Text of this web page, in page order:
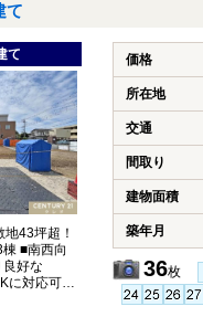
て
て
43坪超！
■南西向
好な
に対応可能
価格
所在地
交通
間取り
建物面積
築年月
36枚